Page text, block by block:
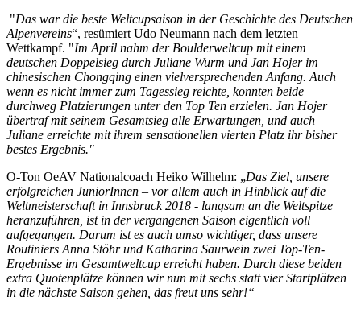
"Das war die beste Weltcupsaison in der Geschichte des Deutschen
Alpenvereins“, resümiert Udo Neumann nach dem letzten
Wettkampf. "Im April nahm der Boulderweltcup mit einem
deutschen Doppelsieg durch Juliane Wurm und Jan Hojer im
chinesischen Chongqing einen vielversprechenden Anfang. Auch
wenn es nicht immer zum Tagessieg reichte, konnten beide
durchweg Platzierungen unter den Top Ten erzielen. Jan Hojer
übertraf mit seinem Gesamtsieg alle Erwartungen, und auch
Juliane erreichte mit ihrem sensationellen vierten Platz ihr bisher
bestes Ergebnis."
O-Ton OeAV Nationalcoach Heiko Wilhelm: „Das Ziel, unsere
erfolgreichen JuniorInnen – vor allem auch in Hinblick auf die
Weltmeisterschaft in Innsbruck 2018 - langsam an die Weltspitze
heranzuführen, ist in der vergangenen Saison eigentlich voll
aufgegangen. Darum ist es auch umso wichtiger, dass unsere
Routiniers Anna Stöhr und Katharina Saurwein zwei Top-Ten-
Ergebnisse im Gesamtweltcup erreicht haben. Durch diese beiden
extra Quotenplätze können wir nun mit sechs statt vier Startplätzen
in die nächste Saison gehen, das freut uns sehr!“